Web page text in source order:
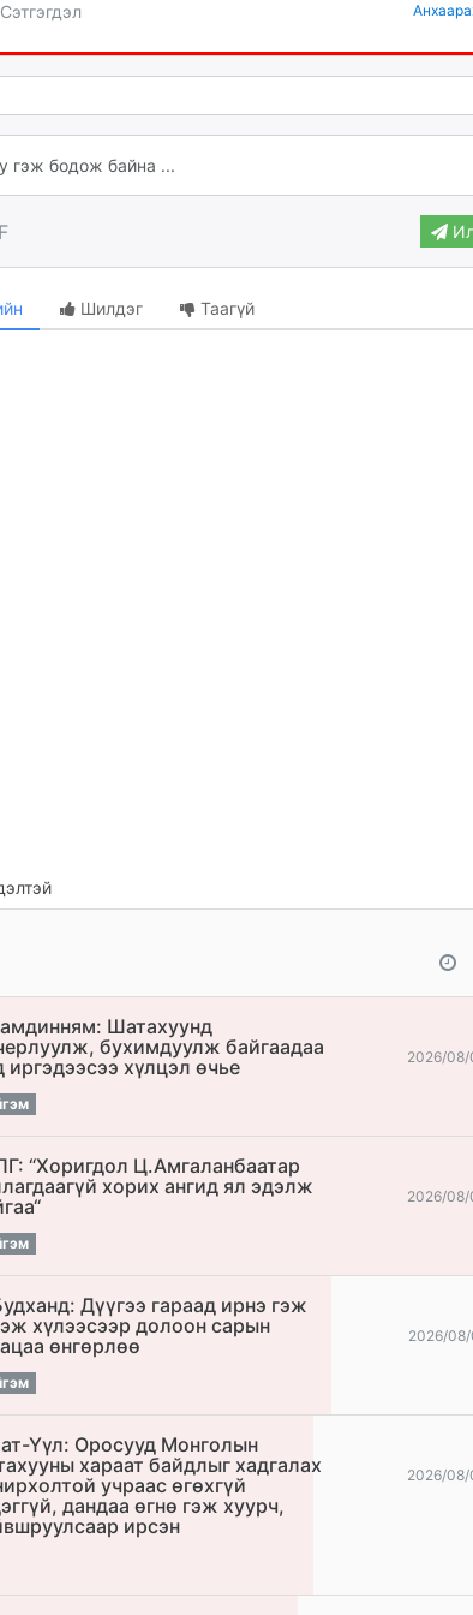
Сэтгэгдэл
Шилдэг Таагүй
Шатахуунд
бухимдуулж байгаадаа
иргэдээсээ хүлцэл өчье
2026/08/
“Хоригдол Ц.Амгаланбаатар
хорих ангид ял эдэлж
2026/08/
Дүүгээ гараад ирнэ гэж
хүлээсээр долоон сарын
өнгөрлөө
2026/
Үүл: Оросууд Монголын
хараат байдлыг хадгалах
учраас өгөхгүй
дандаа өгнө гэж хуурч,
ирсэн
2026/08/